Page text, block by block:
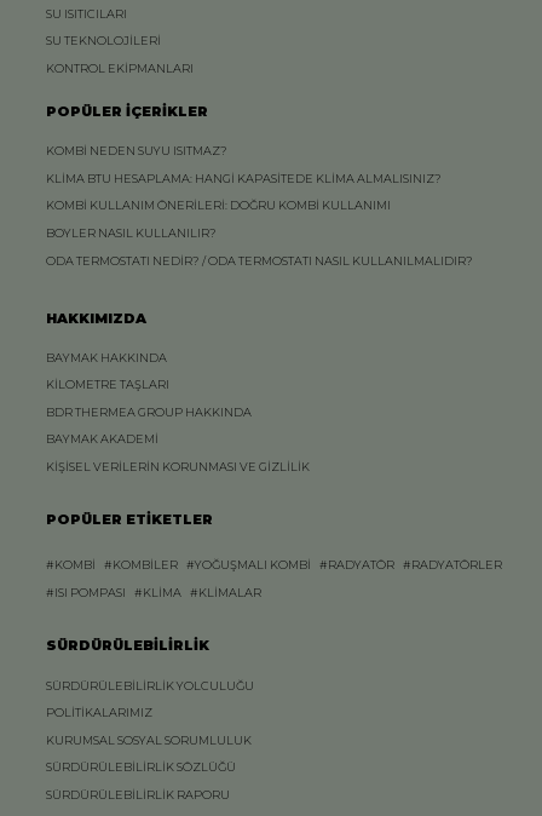
SU ISITICILARI
SU TEKNOLOJİLERİ
KONTROL EKİPMANLARI
POPÜLER İÇERİKLER
KOMBİ NEDEN SUYU ISITMAZ?
KLİMA BTU HESAPLAMA: HANGİ KAPASİTEDE KLİMA ALMALISINIZ?
KOMBİ KULLANIM ÖNERİLERİ: DOĞRU KOMBİ KULLANIMI
BOYLER NASIL KULLANILIR?
ODA TERMOSTATI NEDİR? / ODA TERMOSTATI NASIL KULLANILMALIDIR?
HAKKIMIZDA
BAYMAK HAKKINDA
KİLOMETRE TAŞLARI
BDR THERMEA GROUP HAKKINDA
BAYMAK AKADEMİ
KİŞİSEL VERİLERİN KORUNMASI VE GİZLİLİK
POPÜLER ETİKETLER
#KOMBİ #KOMBİLER #YOĞUŞMALI KOMBİ #RADYATÖR #RADYATÖRLER
#ISI POMPASI #KLİMA #KLİMALAR
SÜRDÜRÜLEBİLİRLİK
SÜRDÜRÜLEBİLİRLİK YOLCULUĞU
POLİTİKALARIMIZ
KURUMSAL SOSYAL SORUMLULUK
SÜRDÜRÜLEBİLİRLİK SÖZLÜĞÜ
SÜRDÜRÜLEBİLİRLİK RAPORU